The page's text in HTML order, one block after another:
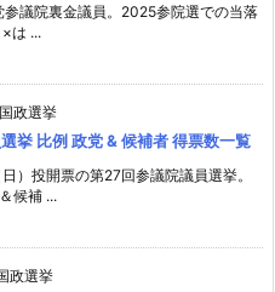
議院裏金議員。2025参院選での当落
は ...
国政選挙
挙 比例 政党 & 候補者 得票数一覧
）投開票の第27回参議院議員選挙。
候補 ...
政選挙